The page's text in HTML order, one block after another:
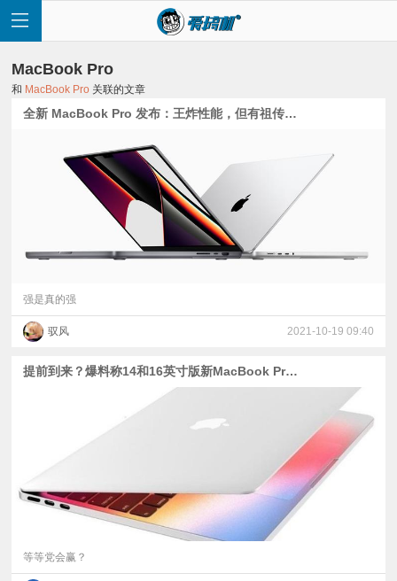
讯
评
测
普
MacBook Pro
和 MacBook Pro 关联的文章
全新 MacBook Pro 发布：王炸性能，但有祖传刘海
强是真的强
驭风 2021-10-19 09:40
提前到来？爆料称14和16英寸版新MacBook Pro会在6月8日发布
等等党会赢？